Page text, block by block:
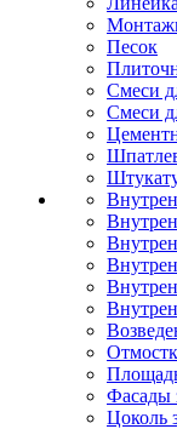
Песок
Смеси
Смеси
Фасады
Цоколь